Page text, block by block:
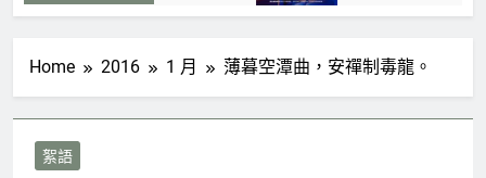
Home 2016 1 月 薄暮空潭曲，安禪制毒龍。
絮語